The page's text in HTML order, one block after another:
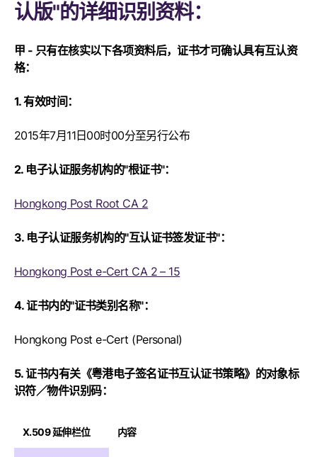
认版"的详细识别资料：
甲 - 只有在核实以下各项资料后，证书才可确认具有互认资
格：
1. 有效时间：
2015年7月11日00时00分至另行公布
2. 电子认证服务机构的"根证书"：
Hongkong Post Root CA 2
3. 电子认证服务机构的"互认证书签发证书"：
Hongkong Post e-Cert CA 2 – 15
4. 证书内的"证书类别名称"：
Hongkong Post e-Cert (Personal)
5. 证书内有关《粤港电子签名证书互认证书策略》的对象标
识符／物件识别码：
X.509 延伸栏位 内容